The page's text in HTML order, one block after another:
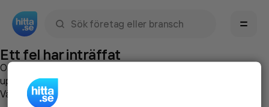
Ett fel har inträffat
Om du vill kan du
uppstod så att vi lättare och snabbare kan avhjälpa det.
Vänligen försök med följande: